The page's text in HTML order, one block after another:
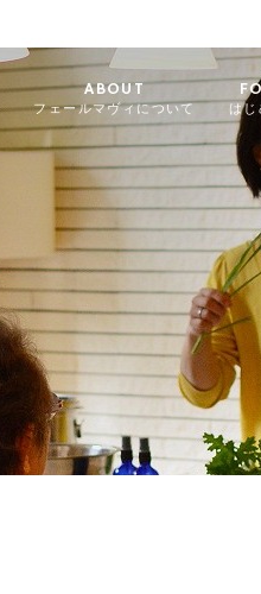
ABOUT
フェールマヴィについて は